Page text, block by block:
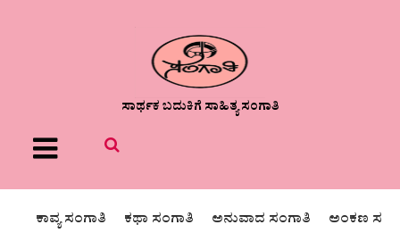
ಸಾರ್ಥಕ ಬದುಕಿಗೆ ಸಾಹಿತ್ಯ ಸಂಗಾತಿ
Menu
ಕಾವ್ಯ ಸಂಗಾತಿ ಕಥಾ ಸಂಗಾತಿ ಅನುವಾದ ಸಂಗಾತಿ ಅಂಕಣ